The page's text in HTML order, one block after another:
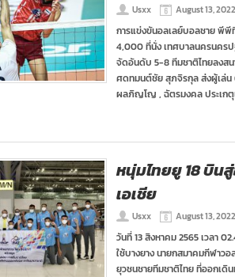
Usxx August 13, 2022
การแข่งขันอลเลย์บอลชาย พีพี
4,000 ที่นั่ง เทศบาลนครนคร
จัดอันดับ 5-8 ทีมชาติไทยลงส
ศดทมนต์ชัย สุภจิรกุล ส่งผู้เล่
ผลภิญโญ , ฉัตรมงคล ประเกตุ
หนุ่มไทยยู 18 บิน
เอเชีย
Usxx August 13, 2022
วันที่ 13 สิงหาคม 2565 เวลา
ใช้บางยาง นายกสมาคมกีฬาว
ยุวชนชายทีมชาติไทย ที่ออกเดิ